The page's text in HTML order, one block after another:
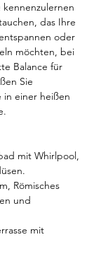
das Ihre
oder
möchten, bei
Balance für
Sie
in einer heißen
mit Whirlpool,
Römisches
und
mit